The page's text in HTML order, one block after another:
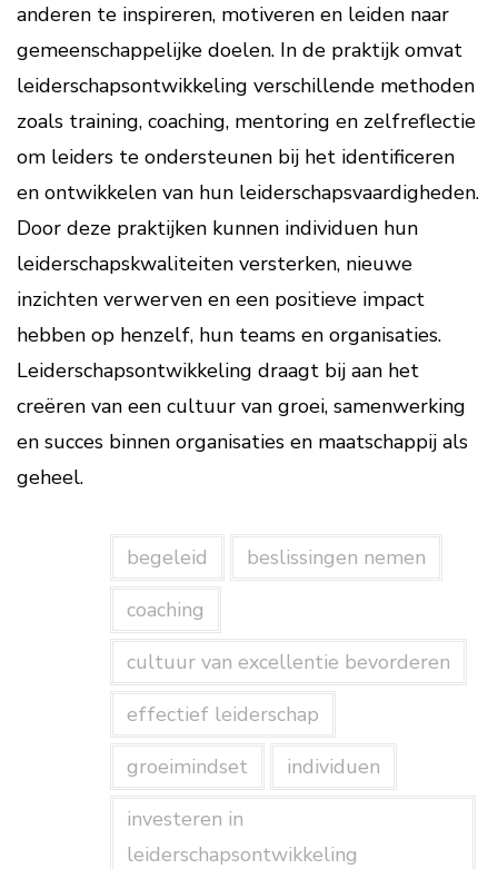
anderen te inspireren, motiveren en leiden naar
gemeenschappelijke doelen. In de praktijk omvat
leiderschapsontwikkeling verschillende methoden
zoals training, coaching, mentoring en zelfreflectie
om leiders te ondersteunen bij het identificeren
en ontwikkelen van hun leiderschapsvaardigheden.
Door deze praktijken kunnen individuen hun
leiderschapskwaliteiten versterken, nieuwe
inzichten verwerven en een positieve impact
hebben op henzelf, hun teams en organisaties.
Leiderschapsontwikkeling draagt bij aan het
creëren van een cultuur van groei, samenwerking
en succes binnen organisaties en maatschappij als
geheel.
begeleid
beslissingen nemen
coaching
cultuur van excellentie bevorderen
effectief leiderschap
groeimindset
individuen
investeren in
leiderschapsontwikkeling